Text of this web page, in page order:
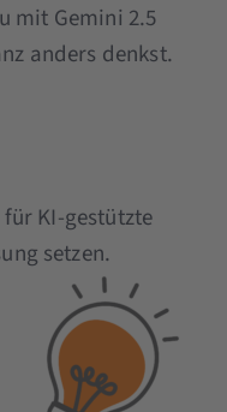
mit Gemini 2.5
anders denkst.
KI-gestützte
setzen.